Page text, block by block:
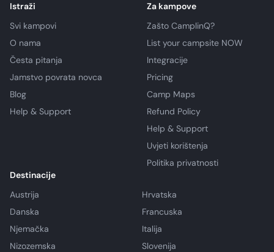
Istraži
Svi kampovi
O nama
Česta pitanja
Jamstvo povrata novca
Blog
Help & Support
Za kampove
Zašto CamplinQ?
List your campsite NOW
Integracije
Pricing
Camp Maps
Refund Policy
Help & Support
Uvjeti korištenja
Politika privatnosti
Destinacije
Austrija
Hrvatska
Danska
Francuska
Njemačka
Italija
Nizozemska
Slovenija